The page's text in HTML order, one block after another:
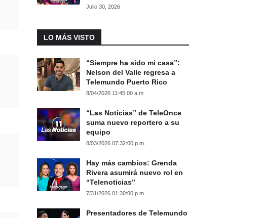
Julio 30, 2026
LO MÁS VISTO
“Siempre ha sido mi casa”:
Nelson del Valle regresa a
Telemundo Puerto Rico
8/04/2026 11:45:00 a.m.
“Las Noticias” de TeleOnce
suma nuevo reportero a su
equipo
8/03/2026 07:32:00 p.m.
Hay más cambios: Grenda
Rivera asumirá nuevo rol en
“Telenoticias”
7/31/2026 01:30:00 p.m.
Presentadores de Telemundo